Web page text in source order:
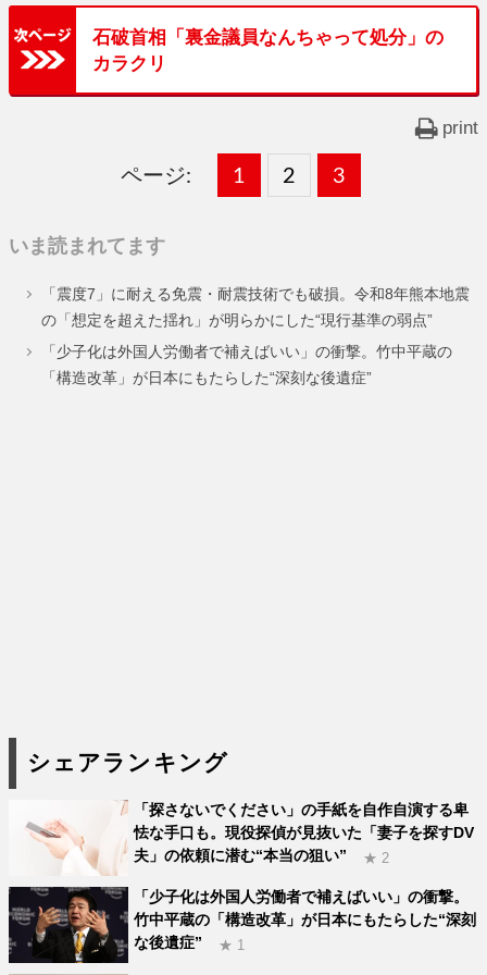
石破首相「裏金議員なんちゃって処分」の
カラクリ
print
ページ:
固
ー
ジ
1 ,
固
ー
ジ
2 ,
固
ー
ジ
3
いま読まれてます
「震度7」に耐える免震・耐震技術でも破損。令和8年熊本地震
の「想定を超えた揺れ」が明らかにした“現行基準の弱点”
「少子化は外国人労働者で補えばいい」の衝撃。竹中平蔵の
「構造改革」が日本にもたらした“深刻な後遺症”
シェアランキング
「探さないでください」の手紙を自作自演する卑
怯な手口も。現役探偵が見抜いた「妻子を探すDV
夫」の依頼に潜む“本当の狙い”
★ 2
「少子化は外国人労働者で補えばいい」の衝撃。
竹中平蔵の「構造改革」が日本にもたらした“深刻
な後遺症”
★ 1